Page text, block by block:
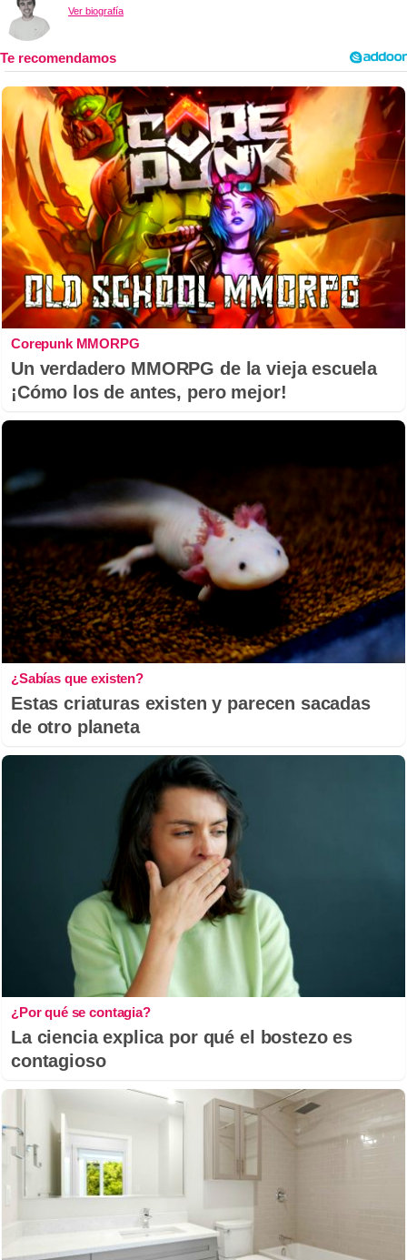
Ver biografía
Corepunk MMORPG
Un verdadero MMORPG de la vieja escuela
¡Cómo los de antes, pero mejor!
¿Sabías que existen?
Estas criaturas existen y parecen sacadas
de otro planeta
¿Por qué se contagia?
La ciencia explica por qué el bostezo es
contagioso